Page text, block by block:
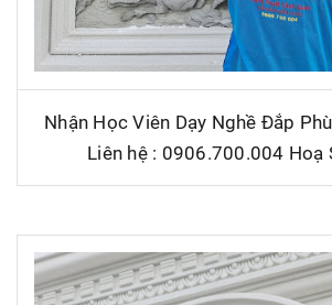
Nhận Học Viên Dạy Nghề Đắp
Liên hệ : 0906.700.004 Hoạ